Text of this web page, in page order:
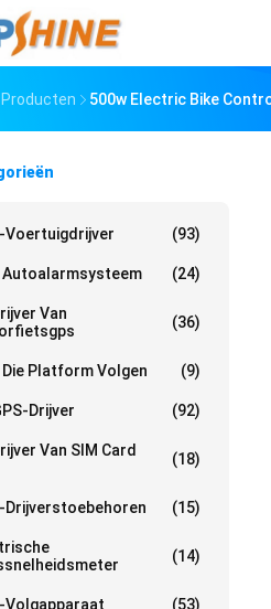
Producten 500w Electric Bike
Voertuigdrijver (93)
Autoalarmsysteem (24)
Van
(36)
Die Platform Volgen (9)
Drijver (92)
Van SIM Card
(18)
Drijverstoebehoren (15)
(14)
Volgapparaat (53)